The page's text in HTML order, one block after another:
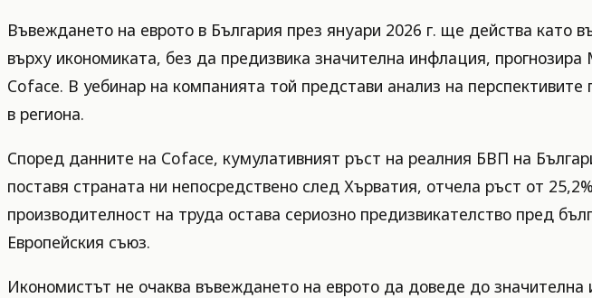
Въвеждането на еврото в България през януари 2026 г. ще действа
върху икономиката, без да предизвика значителна инфлация,
Coface. В уебинар на компанията той представи анализ на
в региона.
Според данните на Coface, кумулативният ръст на реалния БВП на
поставя страната ни непосредствено след Хърватия, отчела ръст от
производителност на труда остава сериозно предизвикателство пред
Европейския съюз.
Икономистът не очаква въвеждането на еврото да доведе до